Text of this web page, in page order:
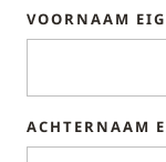
VOORNAAM
ACHTERNAAM